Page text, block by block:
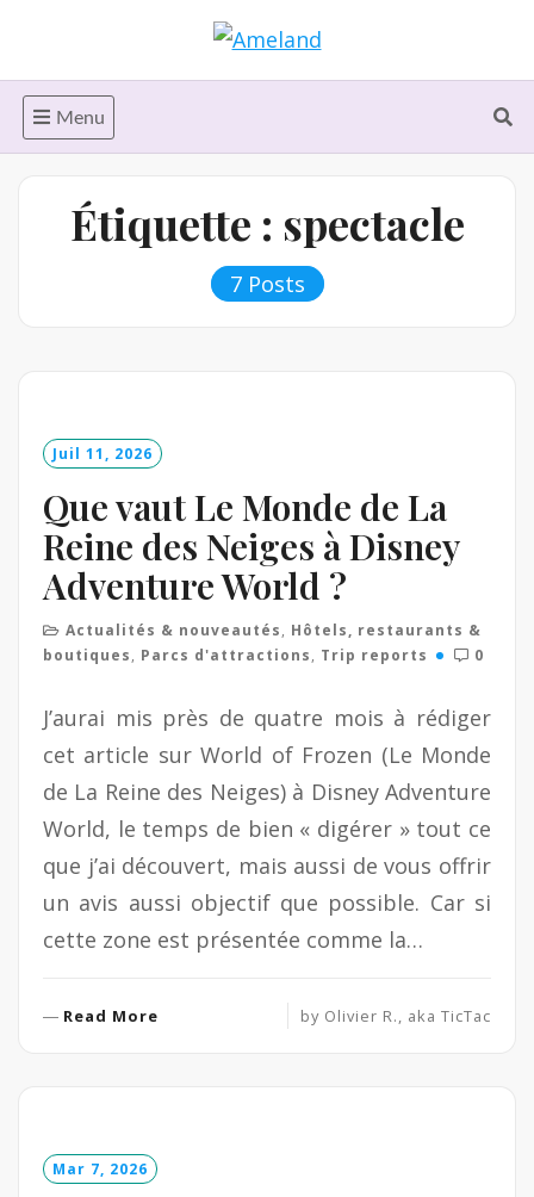
content
Menu
Étiquette : spectacle
7 Posts
Juil 11, 2026
Que vaut Le Monde de La
Reine des Neiges à Disney
Adventure World ?
Actualités & nouveautés, Hôtels, restaurants &
boutiques, Parcs d'attractions, Trip reports 0
J’aurai mis près de quatre mois à rédiger
cet article sur World of Frozen (Le Monde
de La Reine des Neiges) à Disney Adventure
World, le temps de bien « digérer » tout ce
que j’ai découvert, mais aussi de vous offrir
un avis aussi objectif que possible. Car si
cette zone est présentée comme la…
Read More by Olivier R., aka TicTac
Mar 7, 2026